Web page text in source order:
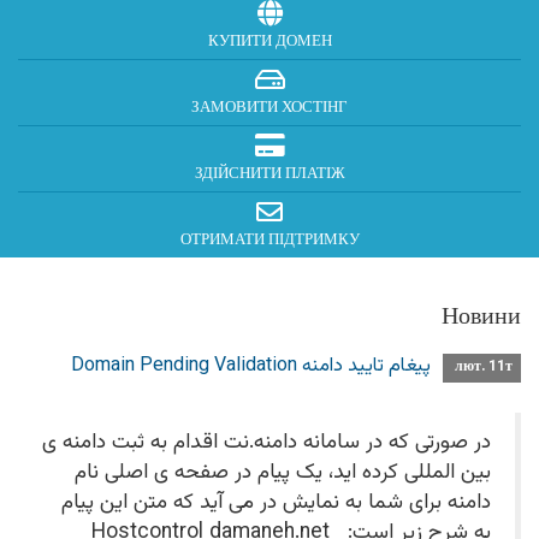
КУПИТИ ДОМЕН
ЗАМОВИТИ ХОСТІНГ
ЗДІЙСНИТИ ПЛАТІЖ
ОТРИМАТИ ПІДТРИМКУ
Новини
лют. 11т پیغام تایید دامنه Domain Pending Validation
در صورتی که در سامانه دامنه.نت اقدام به ثبت دامنه ی
بین المللی کرده اید، یک پیام در صفحه ی اصلی نام
دامنه برای شما به نمایش در می آید که متن این پیام
به شرح زیر است: Hostcontrol damaneh.net